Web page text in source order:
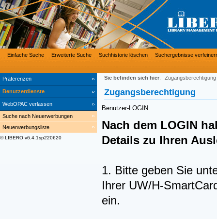
Präferenzen
Benutzerdienste
WebOPAC verlassen
Einfache Suche Erweiterte Suche Suchhistorie löschen Suchergebnisse
Suche nach Neuerwerbungen
Neuerwerbungsliste
© LIBERO v6.4.1sp220620
Sie befinden sich hier: Zugangsberechtigung
Zugangsberechtigung
Benutzer-LOGIN
Nach dem LOGIN
Details zu Ihren
1. Bitte geben Sie
Ihrer UW/H-
ein.